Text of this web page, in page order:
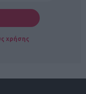
χρήσης